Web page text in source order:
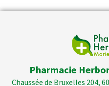
Pharmacie
Chaussée de Bruxelles 204,